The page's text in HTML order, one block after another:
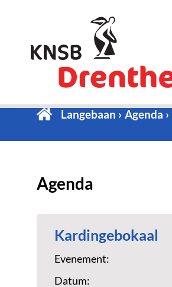
Langebaan Agenda
Agenda
Kardingebokaal
Evenement:
Datum: